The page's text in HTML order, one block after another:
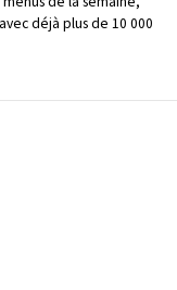
déjà plus de 10 000